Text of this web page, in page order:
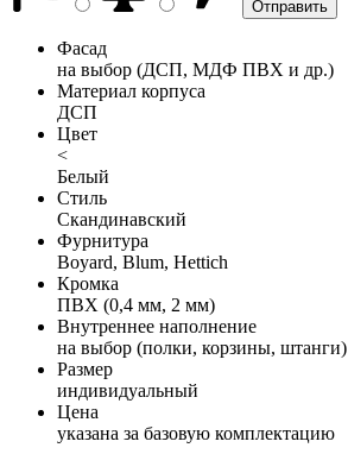
Фасад
на выбор (ДСП, МДФ ПВХ и др.)
Материал корпуса
ДСП
Цвет
<
Белый
Стиль
Скандинавский
Фурнитура
Boyard, Blum, Hettich
Кромка
ПВХ (0,4 мм, 2 мм)
Внутреннее наполнение
на выбор (полки, корзины, штанги)
Размер
индивидуальный
Цена
указана за базовую комплектацию